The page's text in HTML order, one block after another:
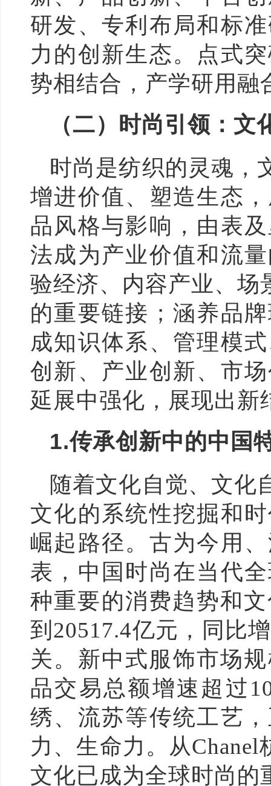
研发、专利布局和标
力的创新生态。点式
势相结合，产学研用融
（二）时尚引领：文
时尚是纺织的灵魂，
增进价值、塑造生态
品风格与影响，由表
法成为产业价值和流
验经济、内容产业、场
的重要链接；涵养品
成知识体系、管理模
创新、产业创新、市
延展中强化，展现出新
1.传承创新中的中国
随着文化自觉、文化
文化的系统性挖掘和
崛起路径。古为今用
表，中国时尚在当代
种重要的消费趋势和
到20517.4亿元，同比
关。新中式服饰市场
品交易总额增速超过
绣、流苏等传统工艺
力、生命力。从
文化已成为全球时尚的